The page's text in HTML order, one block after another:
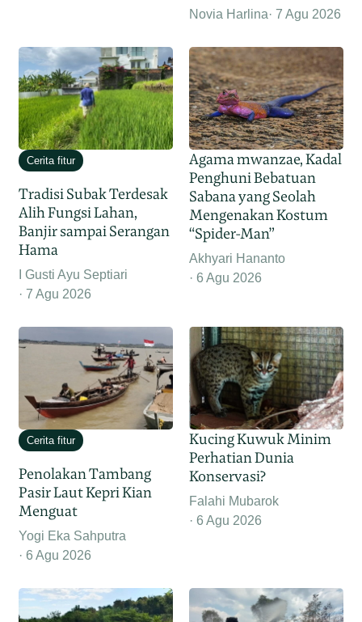
Novia Harlina 7 Agu 2026
Cerita fitur
Tradisi Subak Terdesak
Alih Fungsi Lahan,
Banjir sampai Serangan
Hama
I Gusti Ayu Septiari
7 Agu 2026
Agama mwanzae, Kadal
Penghuni Bebatuan
Sabana yang Seolah
Mengenakan Kostum
“Spider-Man”
Akhyari Hananto
6 Agu 2026
Cerita fitur
Penolakan Tambang
Pasir Laut Kepri Kian
Menguat
Yogi Eka Sahputra
6 Agu 2026
Kucing Kuwuk Minim
Perhatian Dunia
Konservasi?
Falahi Mubarok
6 Agu 2026